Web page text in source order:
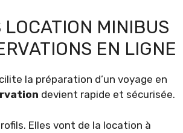
MINIBUS
EN LIGNE
la préparation d’un voyage en
devient rapide et sécurisée.
Elles vont de la location à